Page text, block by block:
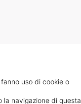
uso di cookie o
la navigazione di questa